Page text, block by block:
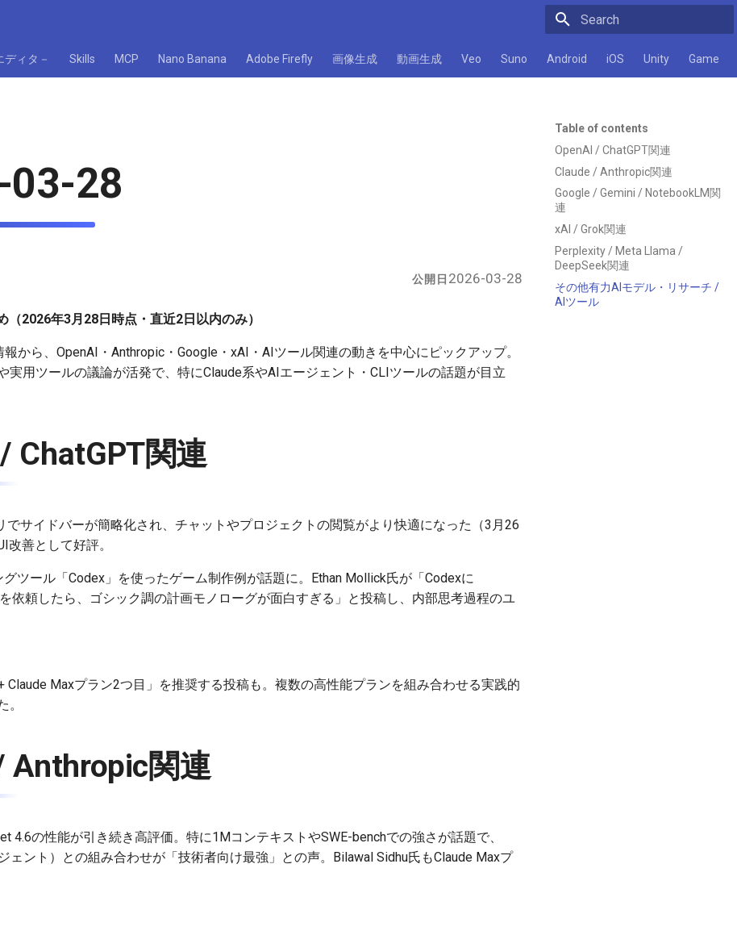
ディタ－ Skills MCP Nano Banana Adobe Firefly 画像生成 動画生成 Veo Suno Android iOS Unity Game
Table of contents
OpenAI / ChatGPT関連
Claude / Anthropic関連
Google / Gemini / NotebookLM関
連
xAI / Grok関連
Perplexity / Meta Llama /
DeepSeek関連
その他有力AIモデル・リサーチ /
AIツール
03-28
公開日 2026-03-28
（2026年3月28日時点・直近2日以内のみ）
から、OpenAI・Anthropic・Google・xAI・AIツール関連の動きを中心にピックアップ。
実用ツールの議論が活発で、特にClaude系やAIエージェント・CLIツールの話題が目立
ChatGPT関連
でサイドバーが簡略化され、チャットやプロジェクトの閲覧がより快適になった（3月26
改善として好評。
ツール「Codex」を使ったゲーム制作例が話題に。Ethan Mollick氏が「Codexに
依頼したら、ゴシック調の計画モノローグが面白すぎる」と投稿し、内部思考過程のユ
Claude Maxプラン2つ目」を推奨する投稿も。複数の高性能プランを組み合わせる実践的
。
Anthropic関連
4.6の性能が引き続き高評価。特に1MコンテキストやSWE-benchでの強さが話題で、
ェント）との組み合わせが「技術者向け最強」との声。Bilawal Sidhu氏もClaude Maxプ